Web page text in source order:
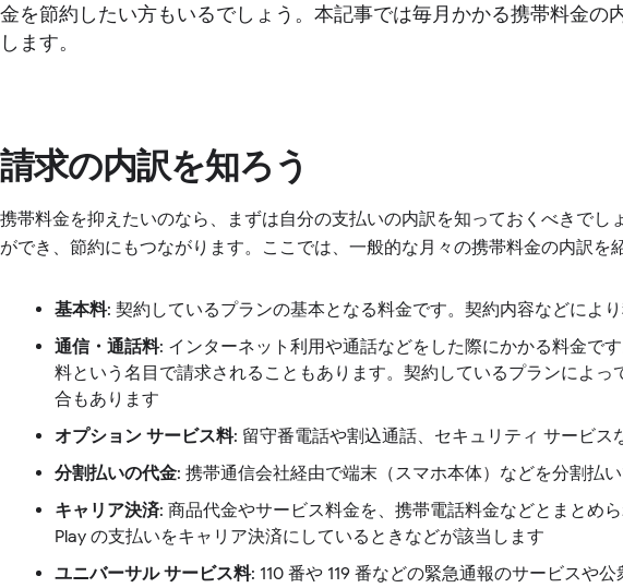
金を節約したい方もいるでしょう。本記事では毎月かかる携帯料金の
します。
請求の内訳を知ろう
携帯料金を抑えたいのなら、まずは自分の支払いの内訳を知っておくべきでし
ができ、節約にもつながります。ここでは、一般的な月々の携帯料金の内訳を
基本料: 契約しているプランの基本となる料金です。契約内容などによ
通信・通話料: インターネット利用や通話などをした際にかかる料金で
料という名目で請求されることもあります。契約しているプランによ
合もあります
オプション サービス料: 留守番電話や割込通話、セキュリティ サービ
分割払いの代金: 携帯通信会社経由で端末（スマホ本体）などを分割払
キャリア決済: 商品代金やサービス料金を、携帯電話料金などとまとめ
Play の支払いをキャリア決済にしているときなどが該当します
ユニバーサル サービス料: 110 番や 119 番などの緊急通報のサービスや